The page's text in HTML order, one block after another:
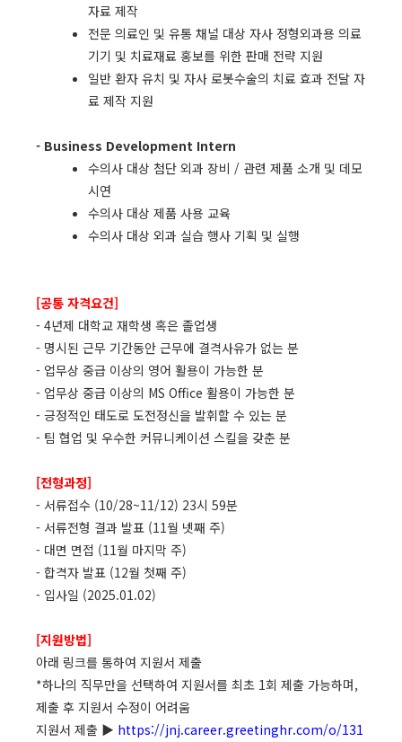
자료 제작
전문 의료인 및 유통 채널 대상 자사 정형외과용 의료
기기 및 치료재료 홍보를 위한 판매 전략 지원
일반 환자 유치 및 자사 로봇수술의 치료 효과 전달 자
료 제작 지원
- Business Development Intern
수의사 대상 첨단 외과 장비 / 관련 제품 소개 및 데모
시연
수의사 대상 제품 사용 교육
수의사 대상 외과 실습 행사 기획 및 실행
[공통 자격요건]
- 4년제 대학교 재학생 혹은 졸업생
- 명시된 근무 기간동안 근무에 결격사유가 없는 분
- 업무상 중급 이상의 영어 활용이 가능한 분
- 업무상 중급 이상의 MS Office 활용이 가능한 분
- 긍정적인 태도로 도전정신을 발휘할 수 있는 분
- 팀 협업 및 우수한 커뮤니케이션 스킬을 갖춘 분
[전형과정]
- 서류접수 (10/28~11/12) 23시 59분
- 서류전형 결과 발표 (11월 넷째 주)
- 대면 면접 (11월 마지막 주)
- 합격자 발표 (12월 첫째 주)
- 입사일 (2025.01.02)
[지원방법]
아래 링크를 통하여 지원서 제출
*하나의 직무만을 선택하여 지원서를 최초 1회 제출 가능하며,
제출 후 지원서 수정이 어려움
지원서 제출 ▶ https://jnj.career.greetinghr.com/o/131